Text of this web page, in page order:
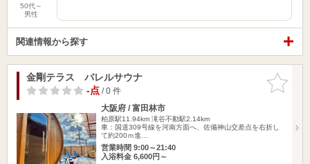
50代～
男性
関連情報から探す
お気に入
りに追加
金剛テラス バレルサウナ
-点/ 0 件
大阪府 / 富田林市
柏原駅11.94km 滝谷不動駅2.14km
車：国道309号線を河南方面へ、佐備神山交差点を右折し
て約200ｍ進…
営業時間 9:00～21:40
入浴料金 6,600円～